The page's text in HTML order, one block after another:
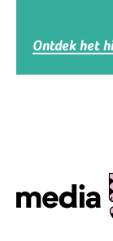
Ontdek het